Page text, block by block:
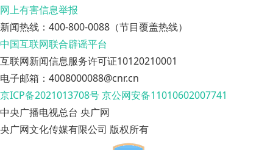
网上有害信息举报
新闻热线：400-800-0088（节目覆盖热线）
中国互联网联合辟谣平台
互联网新闻信息服务许可证10120210001
电子邮箱：4008000088@cnr.cn
京ICP备2021013708号京公网安备11010602007741
中央广播电视总台 央广网
央广网文化传媒有限公司 版权所有